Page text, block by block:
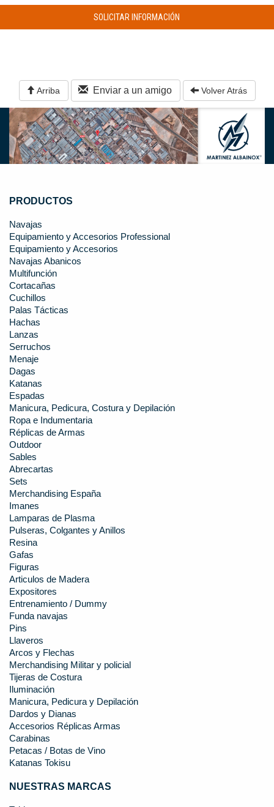
SOLICITAR INFORMACIÓN
Arriba Enviar a un amigo Volver Atrás
PRODUCTOS
Navajas
Equipamiento y Accesorios Professional
Equipamiento y Accesorios
Navajas Abanicos
Multifunción
Cortacañas
Cuchillos
Palas Tácticas
Hachas
Lanzas
Serruchos
Menaje
Dagas
Katanas
Espadas
Manicura, Pedicura, Costura y Depilación
Ropa e Indumentaria
Réplicas de Armas
Outdoor
Sables
Abrecartas
Sets
Merchandising España
Imanes
Lamparas de Plasma
Pulseras, Colgantes y Anillos
Resina
Gafas
Figuras
Articulos de Madera
Expositores
Entrenamiento / Dummy
Funda navajas
Pins
Llaveros
Arcos y Flechas
Merchandising Militar y policial
Tijeras de Costura
Iluminación
Manicura, Pedicura y Depilación
Dardos y Dianas
Accesorios Réplicas Armas
Carabinas
Petacas / Botas de Vino
Katanas Tokisu
NUESTRAS MARCAS